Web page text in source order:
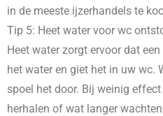
in de meeste ijzerhandels te
Tip 5: Heet water voor wc
Heet water zorgt ervoor dat
het water en giet het in uw wc.
spoel het door. Bij weinig
herhalen of wat langer